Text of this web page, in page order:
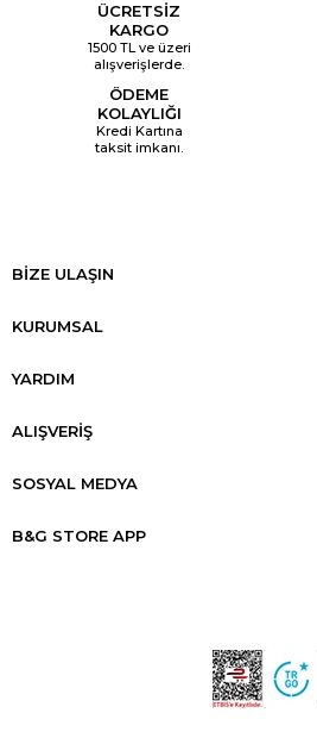
ÜCRETSİZ
KARGO
1500 TL ve üzeri
alışverişlerde.
ÖDEME
KOLAYLIĞI
Kredi Kartına
taksit imkanı.
BİZE ULAŞIN
KURUMSAL
YARDIM
ALIŞVERİŞ
SOSYAL MEDYA
B&G STORE APP